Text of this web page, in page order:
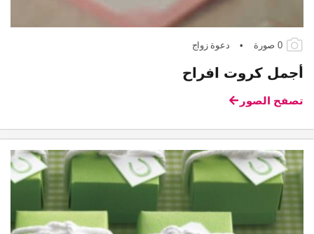
0 صورة • دعوة زواج
أجمل كروت افراح
تصفح الصور